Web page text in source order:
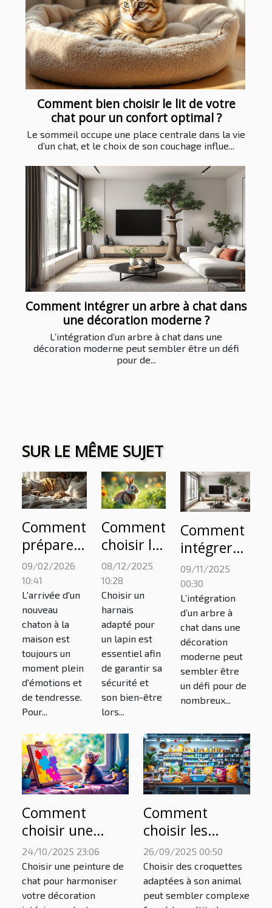
Comment bien choisir le lit de votre
chat pour un confort optimal ?
Le sommeil occupe une place centrale dans la vie
d’un chat, et le choix de son couchage influe...
Comment intégrer un arbre à chat dans
une décoration moderne ?
L’intégration d’un arbre à chat dans une
décoration moderne peut sembler être un défi
pour de...
SUR LE MÊME SUJET
Comment
préparer
votre
maison
pour
l'arrivée
d'un
nouveau
chaton ?
09/02/2026
10:41
L'arrivée d'un
nouveau
chaton à la
maison est
toujours un
moment plein
d'émotions et
de tendresse.
Pour...
Comment
choisir le
bon
harnais
pour
votre
lapin ?
08/12/2025
10:28
Choisir un
harnais
adapté pour
un lapin est
essentiel afin
de garantir sa
sécurité et
son bien-être
lors...
Comment
intégrer
un arbre à
chat dans
une
décoration
moderne ?
09/11/2025
00:30
L’intégration
d’un arbre à
chat dans une
décoration
moderne peut
sembler être
un défi pour de
nombreux...
Comment
choisir une
peinture de chat
pour
harmoniser
votre décoration
24/10/2025 23:06
Choisir une peinture de
chat pour harmoniser
votre décoration
Comment
choisir les
meilleures
croquettes pour
la santé
spécifique de
26/09/2025 00:50
Choisir des croquettes
adaptées à son animal
peut sembler complexe